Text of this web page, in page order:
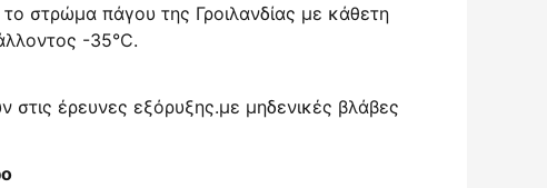
στρώμα πάγου της Γροιλανδίας με κάθετη
-35°C.
στις έρευνες εξόρυξης.με μηδενικές βλάβες